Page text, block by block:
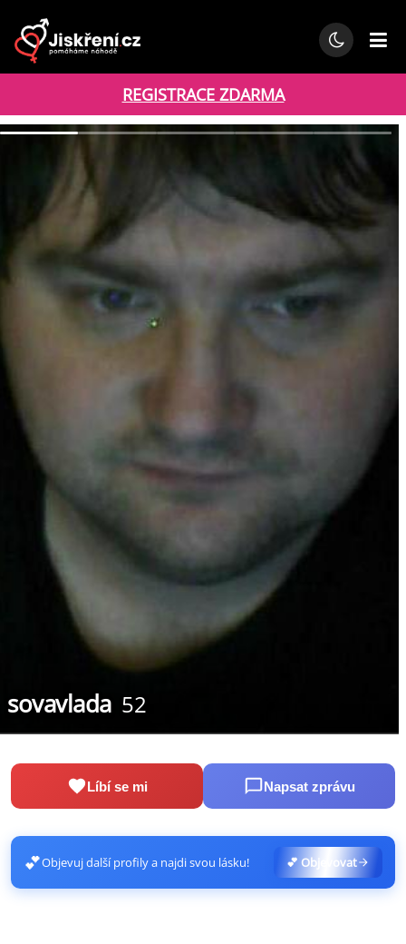
REGISTRACE ZDARMA
sovavlada 52
Líbí se mi Napsat zprávu
💕Objevuj další profily a najdi svou lásku! 💕 Objevovat